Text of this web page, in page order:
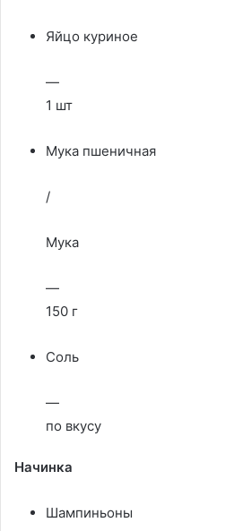
Яйцо куриное
—
1 шт
Мука пшеничная
/
Мука
—
150 г
Соль
—
по вкусу
Начинка
Шампиньоны